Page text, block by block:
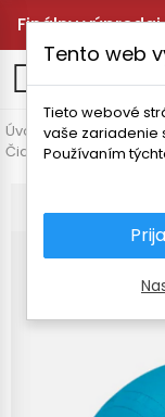
Finálny
Úvodná stránka
Čiapky a čelenky
Tento web
Tieto webové
vaše zariadenie
Používaním